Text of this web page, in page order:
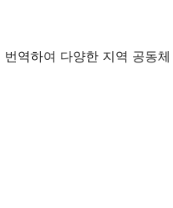
역하여 다양한 지역 공동체